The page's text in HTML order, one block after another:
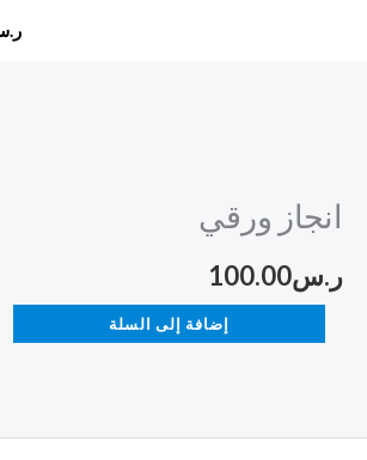
انجاز ورقي
ر.س100.00
ورقي
إضافة إلى السلة